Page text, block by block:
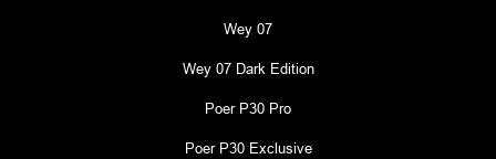
Wey 07
Wey 07 Dark Edition
Poer P30 Pro
Poer P30 Exclusive